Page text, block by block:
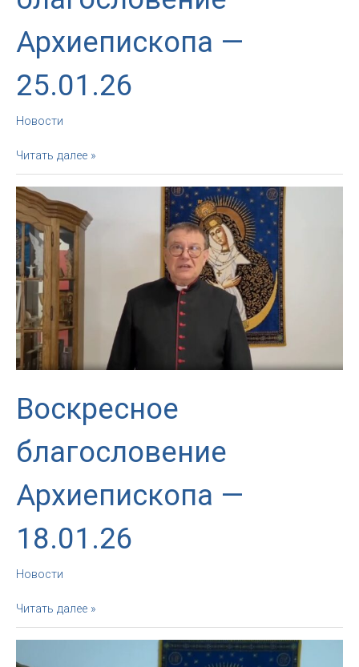
Архиепископа —
25.01.26
Новости
Воскресное
благословение
Архиепископа
—
25.01.26
Читать далее »
Воскресное
благословение
Архиепископа —
18.01.26
Новости
Воскресное
благословение
Архиепископа
—
Читать далее »